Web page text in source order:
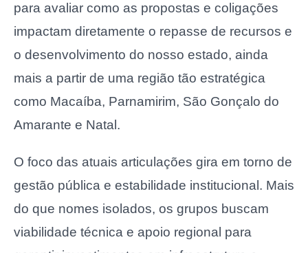
para avaliar como as propostas e coligações
impactam diretamente o repasse de recursos e
o desenvolvimento do nosso estado, ainda
mais a partir de uma região tão estratégica
como Macaíba, Parnamirim, São Gonçalo do
Amarante e Natal.
O foco das atuais articulações gira em torno de
gestão pública e estabilidade institucional. Mais
do que nomes isolados, os grupos buscam
viabilidade técnica e apoio regional para